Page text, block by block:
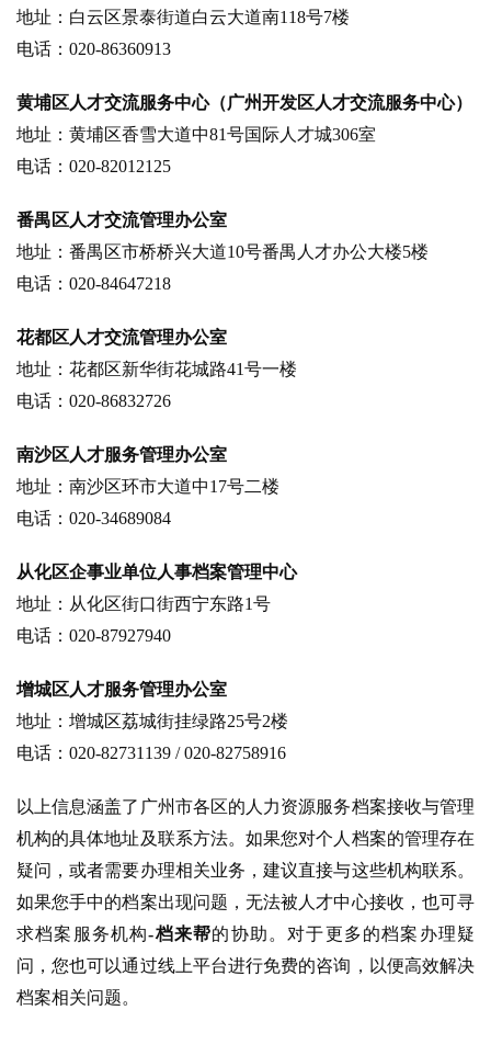
地址：白云区景泰街道白云大道南118号7楼
电话：020-86360913
黄埔区人才交流服务中心（广州开发区人才交流服务中心）
地址：黄埔区香雪大道中81号国际人才城306室
电话：020-82012125
番禺区人才交流管理办公室
地址：番禺区市桥桥兴大道10号番禺人才办公大楼5楼
电话：020-84647218
花都区人才交流管理办公室
地址：花都区新华街花城路41号一楼
电话：020-86832726
南沙区人才服务管理办公室
地址：南沙区环市大道中17号二楼
电话：020-34689084
从化区企事业单位人事档案管理中心
地址：从化区街口街西宁东路1号
电话：020-87927940
增城区人才服务管理办公室
地址：增城区荔城街挂绿路25号2楼
电话：020-82731139 / 020-82758916
以上信息涵盖了广州市各区的人力资源服务档案接收与管理
机构的具体地址及联系方法。如果您对个人档案的管理存在
疑问，或者需要办理相关业务，建议直接与这些机构联系。
如果您手中的档案出现问题，无法被人才中心接收，也可寻
求档案服务机构-档来帮的协助。对于更多的档案办理疑
问，您也可以通过线上平台进行免费的咨询，以便高效解决
档案相关问题。